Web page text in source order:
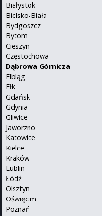
Białystok
Bielsko-Biała
Bydgoszcz
Bytom
Cieszyn
Częstochowa
Dąbrowa Górnicza
Elbląg
Ełk
Gdańsk
Gdynia
Gliwice
Jaworzno
Katowice
Kielce
Kraków
Lublin
Łódź
Olsztyn
Oświęcim
Poznań